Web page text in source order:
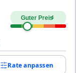
Guter Preis4
Rate anpassen